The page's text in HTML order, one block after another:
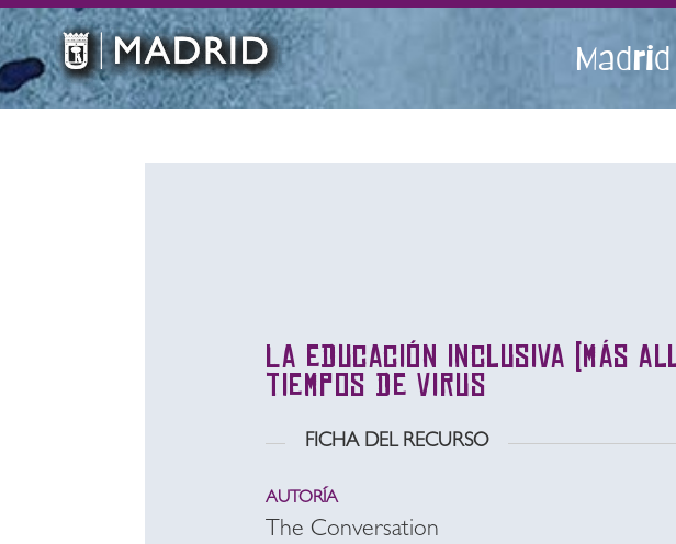
Madrid
La educación inclusiva (más
tiempos de virus
FICHA DEL RECURSO
AUTORÍA
The Conversation